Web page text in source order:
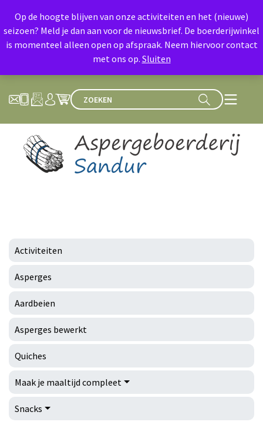
Activiteiten
Asperges
Aardbeien
Asperges bewerkt
Quiches
Maak je maaltijd compleet
Snacks
Op de hoogte blijven van onze activiteiten en het (nieuwe)
seizoen? Meld je dan aan voor de nieuwsbrief. De boerderijwinkel
is momenteel alleen open op afspraak. Neem hiervoor contact
met ons op. Sluiten